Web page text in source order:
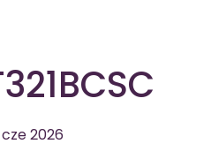
2026